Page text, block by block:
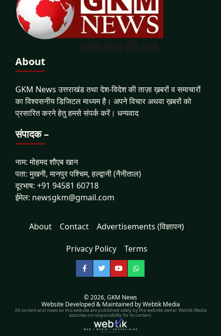
About
GKM News उत्तराखंड तथा देश-विदेश की ताज़ा ख़बरों व समाचारों
का विश्वसनीय डिजिटल माध्यम है। अपने विचार अथवा ख़बरों को
प्रसारित करने हेतु हमसे संपर्क करें। धन्यवाद
संपादक –
नाम: मोहमद शौएब खान
पता: मुखनी, मानपुर पश्चिम, हल्द्वानी (नैनीताल)
दूरभाष: +91 94581 60718
ईमेल: newsgkm@gmail.com
About Contact Advertisements (विज्ञापन)
Privacy Policy Terms
Facebook
TwitterYouTubeWhatsApp
© 2026,GKM News
Website Developed & Maintained by Webtik Media
All content and news on this website are published solely by the website owner. Webtik Media
assumes no responsibility for its content.